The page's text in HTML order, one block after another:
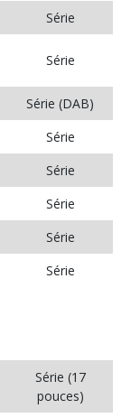
Série
Série
Série (DAB)
Série
Série
Série
Série
Série
Série (17
pouces)